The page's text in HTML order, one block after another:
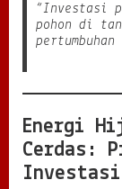
“Investasi
pohon di
Energi
Cerdas:
Investasi